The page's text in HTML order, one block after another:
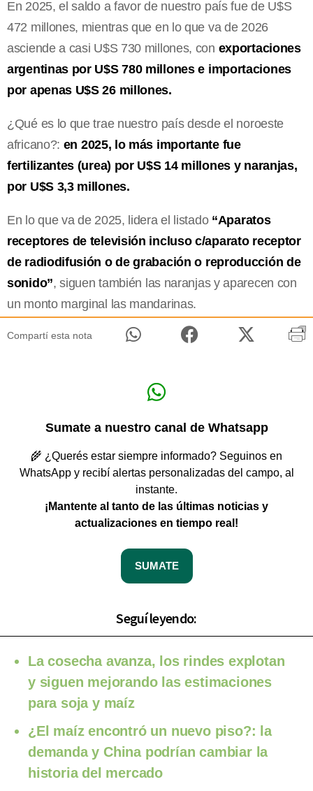
En 2025, el saldo a favor de nuestro país fue de U$S
472 millones, mientras que en lo que va de 2026
asciende a casi U$S 730 millones, con exportaciones
argentinas por U$S 780 millones e importaciones
por apenas U$S 26 millones.
¿Qué es lo que trae nuestro país desde el noroeste
africano?: en 2025, lo más importante fue
fertilizantes (urea) por U$S 14 millones y naranjas,
por U$S 3,3 millones.
En lo que va de 2025, lidera el listado“Aparatos
receptores de televisión incluso c/aparato receptor
de radiodifusión o de grabación o reproducción de
sonido”, siguen también las naranjas y aparecen con
un monto marginal las mandarinas.
Compartí esta nota
Sumate a nuestro canal de Whatsapp
🌾 ¿Querés estar siempre informado? Seguinos en
WhatsApp y recibí alertas personalizadas del campo, al
instante.
¡Mantente al tanto de las últimas noticias y
actualizaciones en tiempo real!
SUMATE
Seguí leyendo:
La cosecha avanza, los rindes explotan
y siguen mejorando las estimaciones
para soja y maíz
¿El maíz encontró un nuevo piso?: la
demanda y China podrían cambiar la
historia del mercado